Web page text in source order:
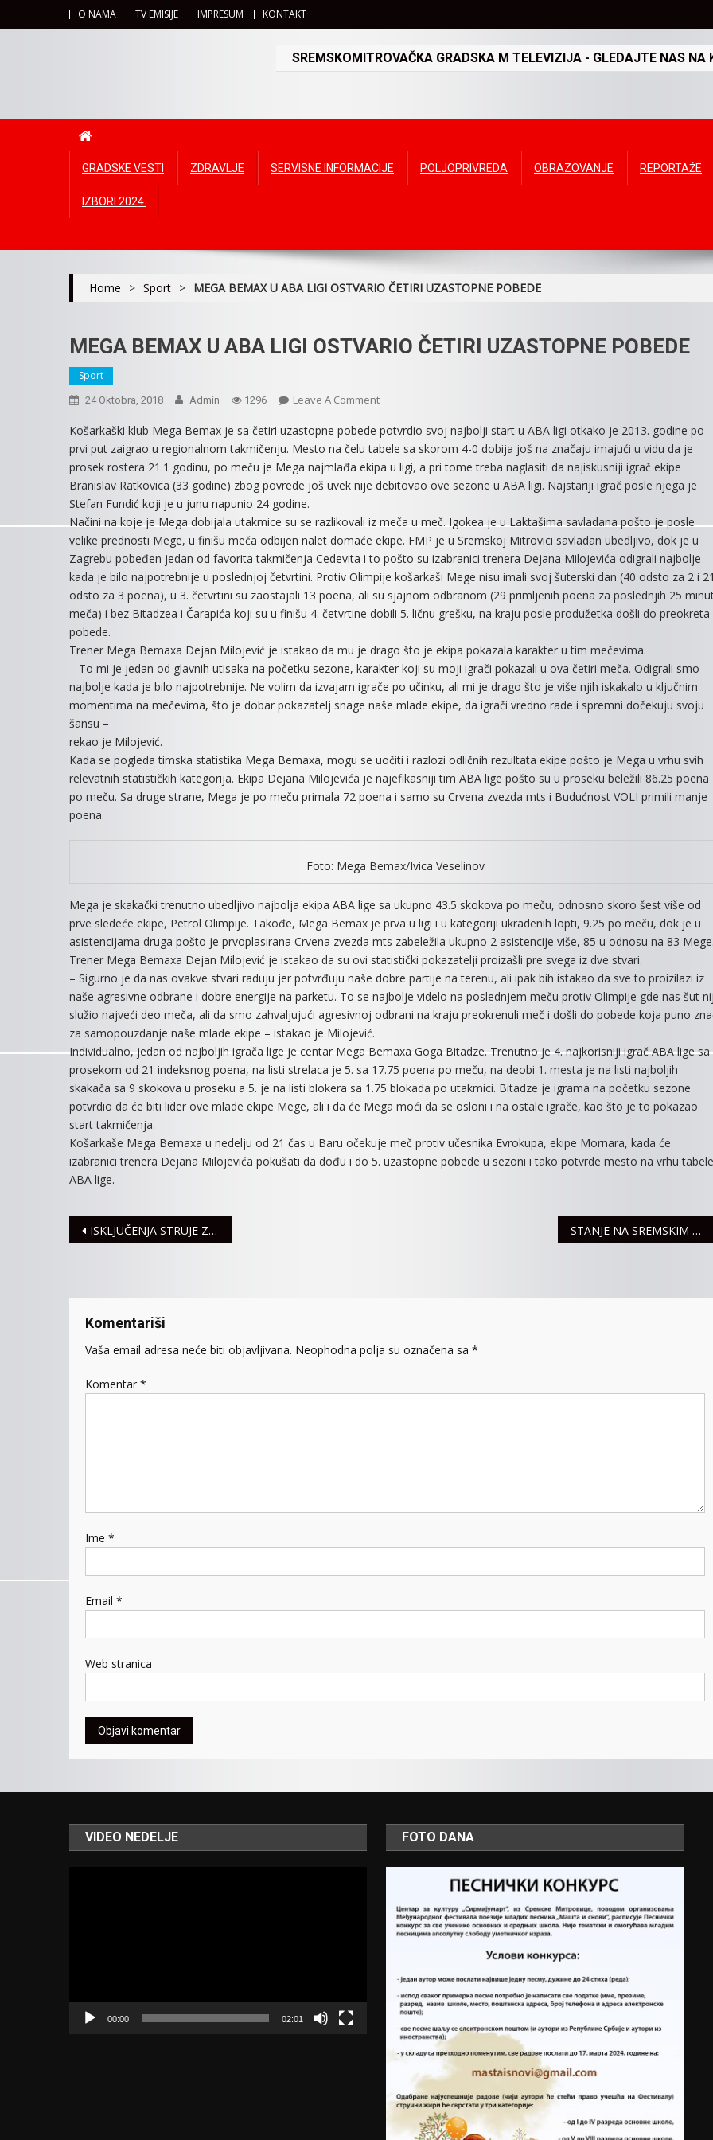
O NAMA TV EMISIJE IMPRESUM KONTAKT
SREMSKOMITROVAČKA GRADSKA M TELEVIZIJA - GLEDAJTE NAS
GRADSKE VESTI ZDRAVLJE SERVISNE INFORMACIJE POLJOPRIVREDA OBRAZOVANJE REPORTAŽE
IZBORI 2024.
Home > Sport > MEGA BEMAX U ABA LIGI OSTVARIO ČETIRI UZASTOPNE POBEDE
MEGA BEMAX U ABA LIGI OSTVARIO ČETIRI UZASTOPNE POBEDE
Sport
24 Oktobra, 2018 Admin 1296 Leave A CommentOn
BEMAX
U
ABA
LIGI
ČETIRI
UZASTOPNE
POBEDE
Košarkaški klub Mega Bemax je sa četiri uzastopne pobede potvrdio svoj najbolji start u ABA ligi otkako je 2013. godine po
prvi put zaigrao u regionalnom takmičenju. Mesto na čelu tabele sa skorom 4-0 dobija još na značaju imajući u vidu da je
prosek rostera 21.1 godinu, po meču je Mega najmlađa ekipa u ligi, a pri tome treba naglasiti da najiskusniji igrač ekipe
Branislav Ratkovica (33 godine) zbog povrede još uvek nije debitovao ove sezone u ABA ligi. Najstariji igrač posle njega je
Stefan Fundić koji je u junu napunio 24 godine.
Načini na koje je Mega dobijala utakmice su se razlikovali iz meča u meč. Igokea je u Laktašima savladana pošto je posle
velike prednosti Mege, u finišu meča odbijen nalet domaće ekipe. FMP je u Sremskoj Mitrovici savladan ubedljivo, dok je u
Zagrebu pobeđen jedan od favorita takmičenja Cedevita i to pošto su izabranici trenera Dejana Milojevića odigrali najbolje
kada je bilo najpotrebnije u poslednjoj četvrtini. Protiv Olimpije košarkaši Mege nisu imali svoj šuterski dan (40 odsto za 2 i
odsto za 3 poena), u 3. četvrtini su zaostajali 13 poena, ali su sjajnom odbranom (29 primljenih poena za poslednjih 25
meča) i bez Bitadzea i Čarapića koji su u finišu 4. četvrtine dobili 5. ličnu grešku, na kraju posle produžetka došli do preokreta
pobede.
Trener Mega Bemaxa Dejan Milojević je istakao da mu je drago što je ekipa pokazala karakter u tim mečevima.
– To mi je jedan od glavnih utisaka na početku sezone, karakter koji su moji igrači pokazali u ova četiri meča. Odigrali smo
najbolje kada je bilo najpotrebnije. Ne volim da izvajam igrače po učinku, ali mi je drago što je više njih iskakalo u ključnim
momentima na mečevima, što je dobar pokazatelj snage naše mlade ekipe, da igrači vredno rade i spremni dočekuju svoju
šansu –
rekao je Milojević.
Kada se pogleda timska statistika Mega Bemaxa, mogu se uočiti i razlozi odličnih rezultata ekipe pošto je Mega u vrhu svih
relevatnih statističkih kategorija. Ekipa Dejana Milojevića je najefikasniji tim ABA lige pošto su u proseku beležili 86.25 poena
po meču. Sa druge strane, Mega je po meču primala 72 poena i samo su Crvena zvezda mts i Budućnost VOLI primili manje
poena.
Foto: Mega Bemax/Ivica Veselinov
Mega je skakački trenutno ubedljivo najbolja ekipa ABA lige sa ukupno 43.5 skokova po meču, odnosno skoro šest više od
prve sledeće ekipe, Petrol Olimpije. Takođe, Mega Bemax je prva u ligi i u kategoriji ukradenih lopti, 9.25 po meču, dok je u
asistencijama druga pošto je prvoplasirana Crvena zvezda mts zabeležila ukupno 2 asistencije više, 85 u odnosu na 83
Trener Mega Bemaxa Dejan Milojević je istakao da su ovi statistički pokazatelji proizašli pre svega iz dve stvari.
– Sigurno je da nas ovakve stvari raduju jer potvrđuju naše dobre partije na terenu, ali ipak bih istakao da sve to proizilazi iz
naše agresivne odbrane i dobre energije na parketu. To se najbolje videlo na poslednjem meču protiv Olimpije gde nas šut
služio najveći deo meča, ali da smo zahvaljujući agresivnoj odbrani na kraju preokrenuli meč i došli do pobede koja puno
za samopouzdanje naše mlade ekipe – istakao je Milojević.
Individualno, jedan od najboljih igrača lige je centar Mega Bemaxa Goga Bitadze. Trenutno je 4. najkorisniji igrač ABA lige sa
prosekom od 21 indeksnog poena, na listi strelaca je 5. sa 17.75 poena po meču, na deobi 1. mesta je na listi najboljih
skakača sa 9 skokova u proseku a 5. je na listi blokera sa 1.75 blokada po utakmici. Bitadze je igrama na početku sezone
potvrdio da će biti lider ove mlade ekipe Mege, ali i da će Mega moći da se osloni i na ostale igrače, kao što je to pokazao
start takmičenja.
Košarkaše Mega Bemaxa u nedelju od 21 čas u Baru očekuje meč protiv učesnika Evrokupa, ekipe Mornara, kada će
izabranici trenera Dejana Milojevića pokušati da dođu i do 5. uzastopne pobede u sezoni i tako potvrde mesto na vrhu tabele
ABA lige.
Navigacija
ISKLJUČENJA STRUJE ZA SREDU, 24. OKTOBAR STANJE NA SREMSKIM PUTEVIMA
Komentariši
Vaša email adresa neće biti objavljivana. Neophodna polja su označena sa *
Komentar *
Ime *
Email *
Web stranica
VIDEO NEDELJE
00:00 02:01
FOTO DANA